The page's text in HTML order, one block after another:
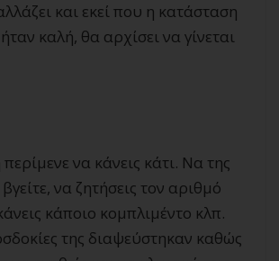
και εκεί που η κατάσταση
καλή, θα αρχίσει να γίνεται
περίμενε να κάνεις κάτι. Να της
να ζητήσεις τον αριθμό
κάποιο κομπλιμέντο κλπ.
της διαψεύστηκαν καθώς